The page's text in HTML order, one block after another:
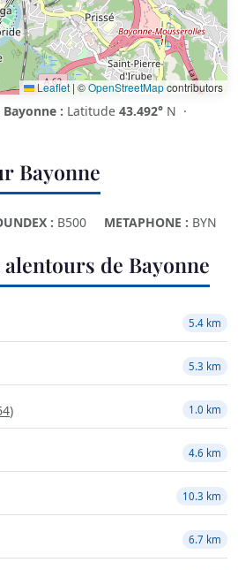
Leaflet | ©OpenStreetMapcontributors
Bayonne : Latitude 43.492° N ·
Bayonne
: B500 METAPHONE : BYN
de Bayonne
5.4 km
5.3 km
) 1.0 km
4.6 km
10.3 km
6.7 km